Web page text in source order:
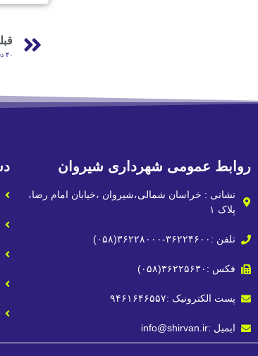
۴۰ دستگاه تاکسی شهری شیروان فرسوده است
روابط عمومی شهرداری شیروان
نشانی : خراسان شمالی،شیروان ،خیابان امام رضا،
پلاک ۱
تلفن :۳۶۲۲۴۶۰۰-۳۶۲۲۸۰۰۰(۰۵۸)
فکس :۳۶۲۲۵۶۳۰(۰۵۸)
پست الکترونیک :۹۴۶۱۶۴۶۵۵۷
ایمیل :info@shirvan.ir